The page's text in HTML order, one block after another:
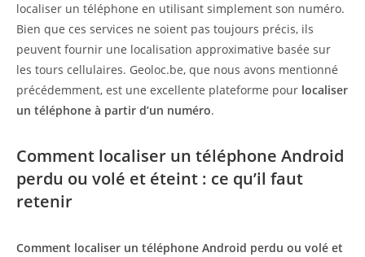
localiser un téléphone en utilisant simplement son numéro.
Bien que ces services ne soient pas toujours précis, ils
peuvent fournir une localisation approximative basée sur
les tours cellulaires. Geoloc.be, que nous avons mentionné
précédemment, est une excellente plateforme pour localiser
un téléphone à partir d’un numéro.
Comment localiser un téléphone Android
perdu ou volé et éteint : ce qu’il faut
retenir
Comment localiser un téléphone Android perdu ou volé et